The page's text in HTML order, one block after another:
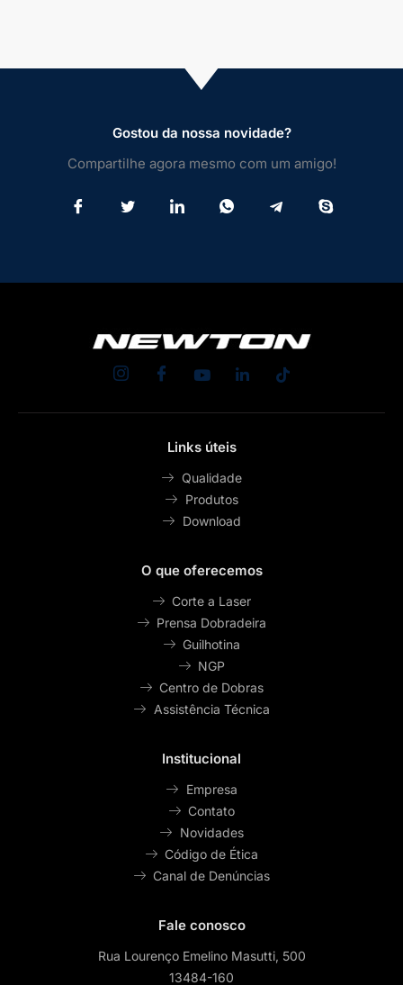
Gostou da nossa novidade?
Compartilhe agora mesmo com um amigo!
Links úteis
Qualidade
Produtos
Download
O que oferecemos
Corte a Laser
Prensa Dobradeira
Guilhotina
NGP
Centro de Dobras
Assistência Técnica
Institucional
Empresa
Contato
Novidades
Código de Ética
Canal de Denúncias
Fale conosco
Rua Lourenço Emelino Masutti, 500
13484-160